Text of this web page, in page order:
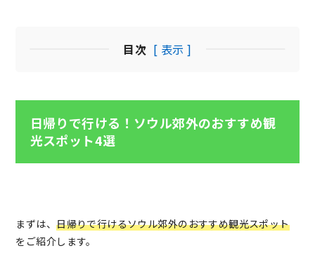
目次 [ 表示 ]
日帰りで行ける！ソウル郊外のおすすめ観
光スポット4選
まずは、日帰りで行けるソウル郊外のおすすめ観光スポット
をご紹介します。